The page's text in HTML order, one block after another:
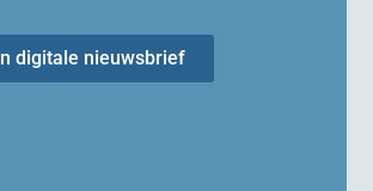
digitale nieuwsbrief